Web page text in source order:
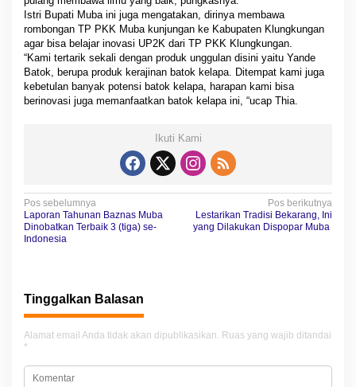
Istri Bupati Muba ini juga mengatakan, dirinya membawa
rombongan TP PKK Muba kunjungan ke Kabupaten Klungkungan
agar bisa belajar inovasi UP2K dari TP PKK Klungkungan.
“Kami tertarik sekali dengan produk unggulan disini yaitu Yande
Batok, berupa produk kerajinan batok kelapa. Ditempat kami juga
kebetulan banyak potensi batok kelapa, harapan kami bisa
berinovasi juga memanfaatkan batok kelapa ini, “ucap Thia.
Ikuti Kami
N
a
g
a
s
i
Pos sebelumnya
Laporan Tahunan Baznas Muba
Dinobatkan Terbaik 3 (tiga) se-
Indonesia
Pos berikutnya
Lestarikan Tradisi Bekarang, Ini
yang Dilakukan Dispopar Muba
Tinggalkan Balasan
Alamat email Anda tidak akan dipublikasikan. Ruas yang wajib ditandai
*